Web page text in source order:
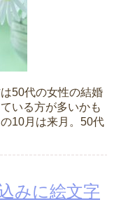
50代の女性の結婚
いる方が多いかも
10月は来月。50代
みに絵文字